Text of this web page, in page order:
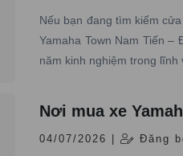
Nếu bạn đang tìm kiếm
Yamaha Town Nam Tiến
năm kinh nghiệm trong
Nơi mua xe
04/07/2026 | Đăng